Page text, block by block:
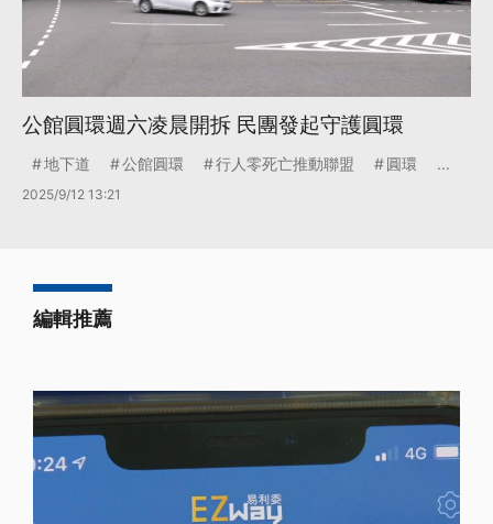
公館圓環週六凌晨開拆 民團發起守護圓環
地下道 公館圓環 行人零死亡推動聯盟 圓環 ...
2025/9/12 13:21
編輯推薦